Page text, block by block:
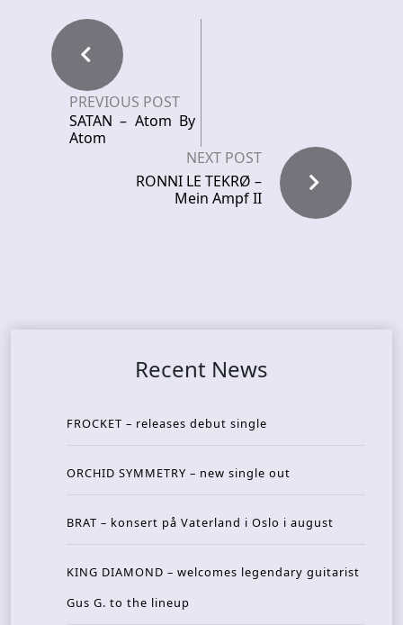
PREVIOUS POST
SATAN – Atom By
Atom
NEXT POST
RONNI LE TEKRØ –
Mein Ampf II
Recent News
FROCKET – releases debut single
ORCHID SYMMETRY – new single out
BRAT – konsert på Vaterland i Oslo i august
KING DIAMOND – welcomes legendary guitarist
Gus G. to the lineup